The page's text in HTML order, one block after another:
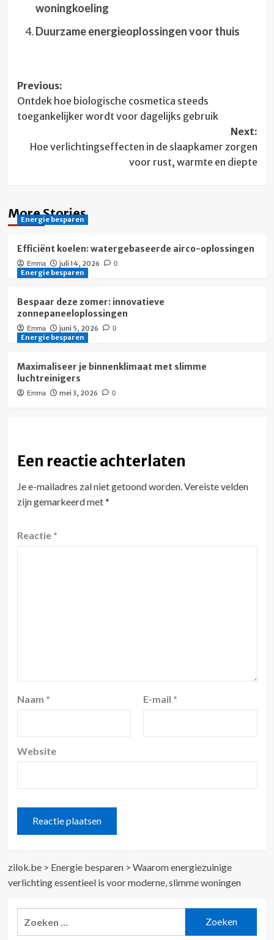
woningkoeling
Duurzame energieoplossingen voor thuis
Post
navigation
Previous:
Ontdek hoe biologische cosmetica steeds
toegankelijker wordt voor dagelijks gebruik
Next:
Hoe verlichtingseffecten in de slaapkamer zorgen
voor rust, warmte en diepte
More Stories
Energie besparen
Efficiënt koelen: watergebaseerde airco-oplossingen
Emma juli 14, 2026 0
Energie besparen
Bespaar deze zomer: innovatieve
zonnepaneeloplossingen
Emma juni 5, 2026 0
Energie besparen
Maximaliseer je binnenklimaat met slimme
luchtreinigers
Emma mei 3, 2026 0
Een reactie achterlaten
Je e-mailadres zal niet getoond worden.Vereiste velden
zijn gemarkeerd met*
Reactie *
Naam * E-mail *
Website
zilok.be> Energie besparen> Waarom energiezuinige
verlichting essentieel is voor moderne, slimme woningen